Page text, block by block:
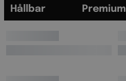
Hållbar Premium